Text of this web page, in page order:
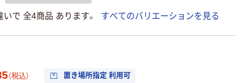
いで 全4商品 あります。
すべてのバリエーションを見る
（税込） 置き場所指定 利用可